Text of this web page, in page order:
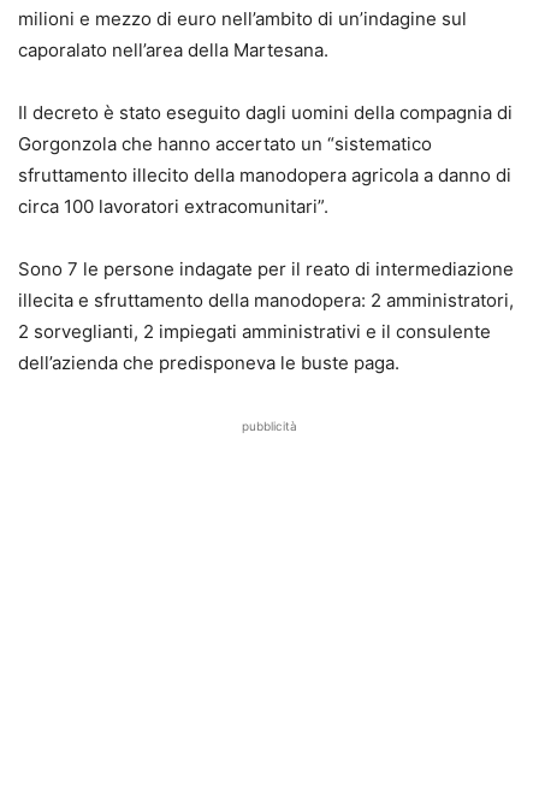
milioni e mezzo di euro nell’ambito di un’indagine sul
caporalato nell’area della Martesana.
Il decreto è stato eseguito dagli uomini della compagnia di
Gorgonzola che hanno accertato un “sistematico
sfruttamento illecito della manodopera agricola a danno di
circa 100 lavoratori extracomunitari”.
Sono 7 le persone indagate per il reato di intermediazione
illecita e sfruttamento della manodopera: 2 amministratori,
2 sorveglianti, 2 impiegati amministrativi e il consulente
dell’azienda che predisponeva le buste paga.
pubblicità